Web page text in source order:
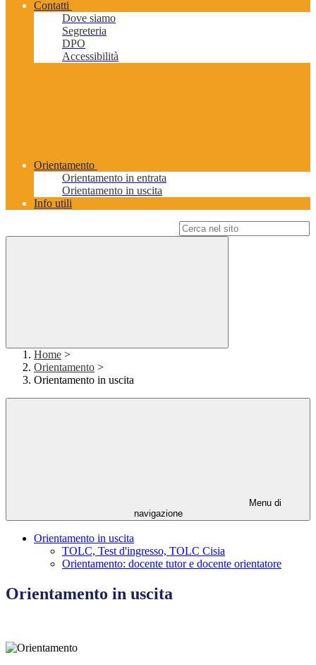
Contatti
Dove siamo
Segreteria
DPO
Accessibilità
Orientamento
Orientamento in entrata
Orientamento in uscita
Info utili
Home >
Orientamento >
Orientamento in uscita
Menu di
navigazione
Orientamento in uscita
TOLC, Test d'ingresso, TOLC Cisia
Orientamento: docente tutor e docente orientatore
Orientamento in uscita